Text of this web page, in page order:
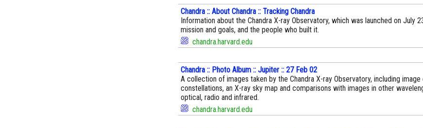
Chandra :: About Chandra :: Tracking Chandra
Information about the Chandra X-ray Observatory, which was launched on July
mission and goals, and the people who built it.
chandra.harvard.edu
Chandra :: Photo Album :: Jupiter :: 27 Feb 02
A collection of images taken by the Chandra X-ray Observatory, including
constellations, an X-ray sky map and comparisons with images in other
optical, radio and infrared.
chandra.harvard.edu